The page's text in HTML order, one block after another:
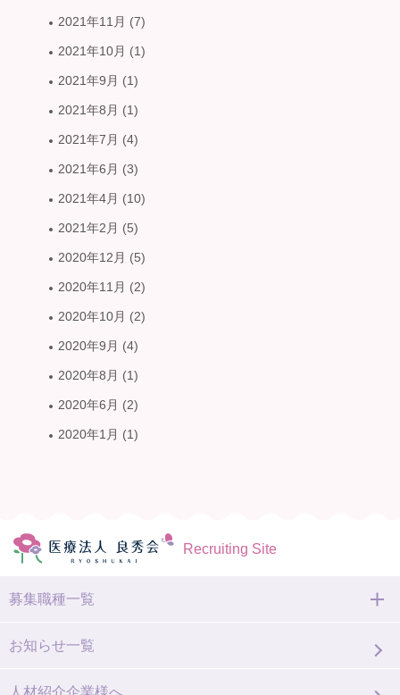
2021年11月 (7)
2021年10月 (1)
2021年9月 (1)
2021年8月 (1)
2021年7月 (4)
2021年6月 (3)
2021年4月 (10)
2021年2月 (5)
2020年12月 (5)
2020年11月 (2)
2020年10月 (2)
2020年9月 (4)
2020年8月 (1)
2020年6月 (2)
2020年1月 (1)
Recruiting Site
募集職種一覧
お知らせ一覧
人材紹介企業様へ